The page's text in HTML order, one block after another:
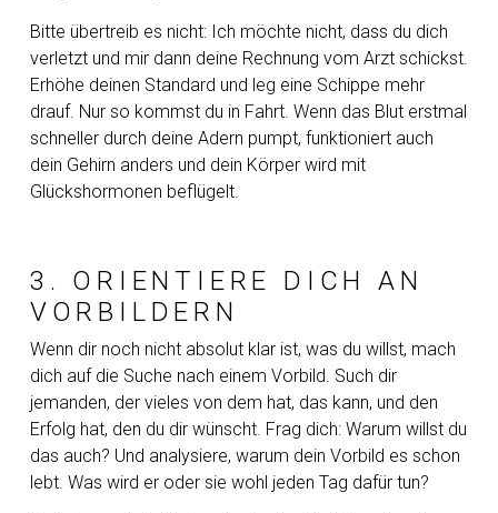
Bitte übertreib es nicht: Ich möchte nicht, dass du dich
verletzt und mir dann deine Rechnung vom Arzt schickst.
Erhöhe deinen Standard und leg eine Schippe mehr
drauf. Nur so kommst du in Fahrt. Wenn das Blut erstmal
schneller durch deine Adern pumpt, funktioniert auch
dein Gehirn anders und dein Körper wird mit
Glückshormonen beflügelt.
3. ORIENTIERE DICH AN
VORBILDERN
Wenn dir noch nicht absolut klar ist, was du willst, mach
dich auf die Suche nach einem Vorbild. Such dir
jemanden, der vieles von dem hat, das kann, und den
Erfolg hat, den du dir wünscht. Frag dich: Warum willst du
das auch? Und analysiere, warum dein Vorbild es schon
lebt. Was wird er oder sie wohl jeden Tag dafür tun?